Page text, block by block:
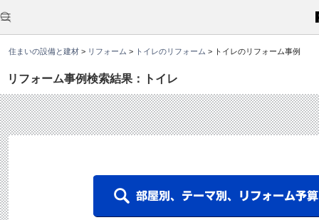
住まいの設備と建材 > リフォーム > トイレのリフォーム > トイレのリフォーム事例
リフォーム事例検索結果：トイレ
こ
か
ら
文
す